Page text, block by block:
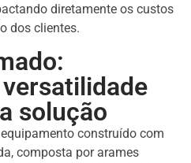
diretamente os custos
dos clientes.
solução
construído com
composta por arames